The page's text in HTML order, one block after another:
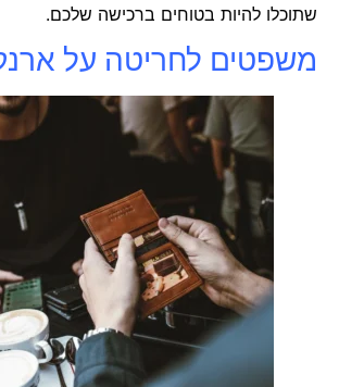
שתוכלו להיות בטוחים ברכישה שלכם.
משפטים לחריטה על